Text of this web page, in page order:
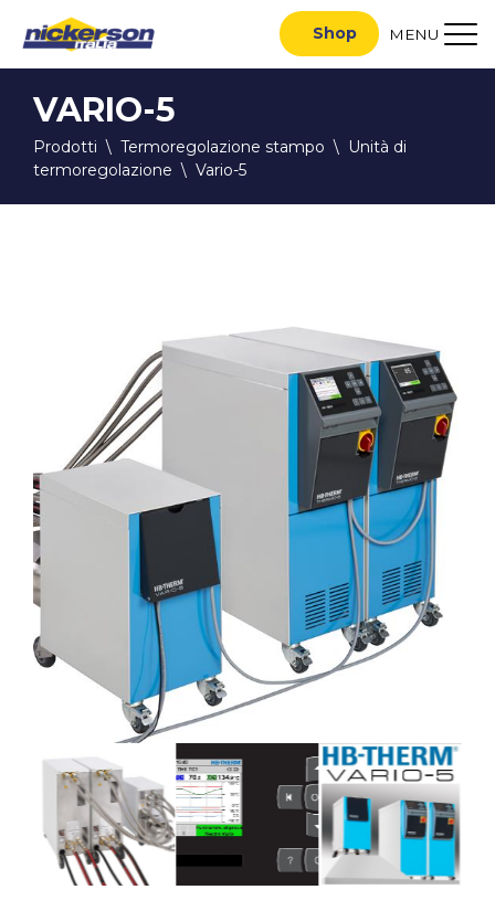
Shop MENU
VARIO-5
Prodotti \ Termoregolazione stampo \ Unità di
termoregolazione \ Vario-5